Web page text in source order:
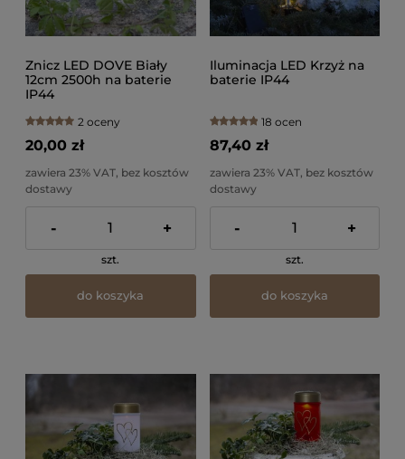
Znicz LED DOVE Biały
12cm 2500h na baterie
IP44
2 oceny
20,00 zł
zawiera 23% VAT, bez kosztów
dostawy
- +
szt.
do koszyka
Iluminacja LED Krzyż na
baterie IP44
18 ocen
87,40 zł
zawiera 23% VAT, bez kosztów
dostawy
- +
szt.
do koszyka